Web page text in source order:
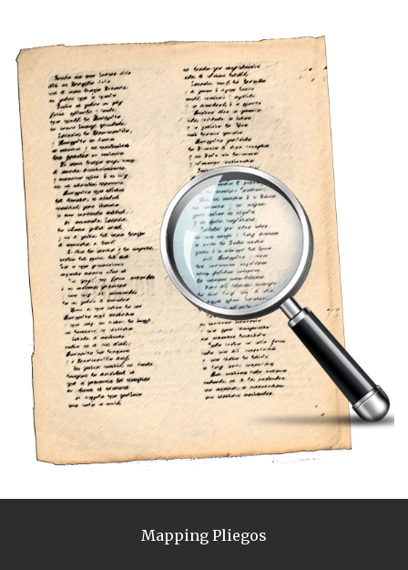
Mapping Pliegos